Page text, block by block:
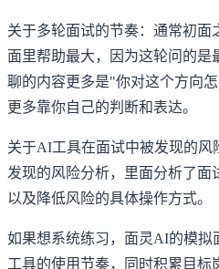
关于多轮面试的节奏：通常初面
面里帮助最大，因为这轮问的是
聊的内容更多是"你对这个方向
更多靠你自己的判断和表达。
关于AI工具在面试中被发现的风
发现的风险分析，里面分析了面
以及降低风险的具体操作方式。
如果想系统练习， 面灵AI的模拟
工具的使用节奏，同时积累目标